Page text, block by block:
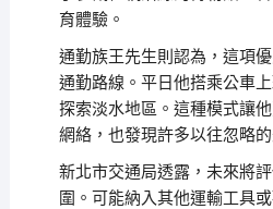
育體驗。
通勤族王先生則認為，這項
通勤路線。平日他搭乘公車
探索淡水地區。這種模式讓
網絡，也發現許多以往忽略的
新北市交通局透露，未來將
圍。可能納入其他運輸工具